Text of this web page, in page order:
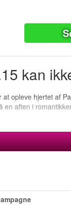
kan
opleve hjertet af
en aften i